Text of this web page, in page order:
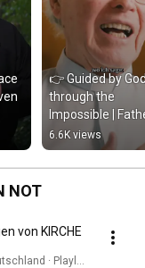
👉 Guided by
through the
Impossible |
Buob
6.6K views
NOT
von KIRCHE
· Playlist